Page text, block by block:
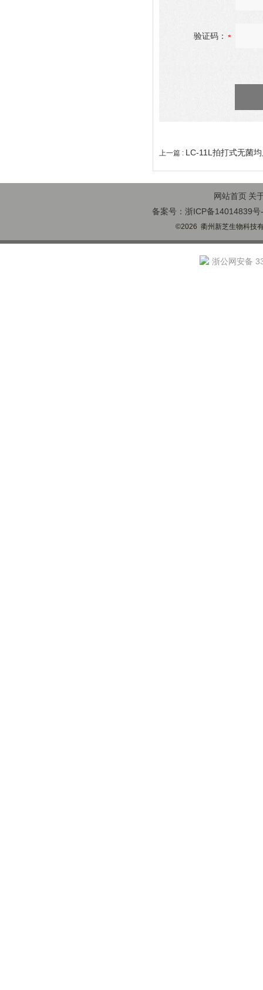
验证码：
上一篇 : LC-11L拍打式无菌
网站首页 关
备案号：浙ICP备14014839号
©2026 衢州新芝生物科技
浙公网安备